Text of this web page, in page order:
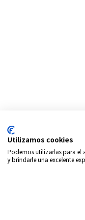
Utilizamos cookies
Podemos utilizarlas para el
y brindarle una excelente